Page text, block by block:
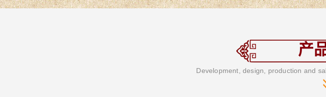
产
Development, design, production and